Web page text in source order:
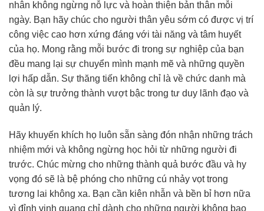
nhân không ngừng nỗ lực và hoàn thiện bản thân mỗi
ngày. Bạn hãy chúc cho người thân yêu sớm có được vị trí
công việc cao hơn xứng đáng với tài năng và tâm huyết
của họ. Mong rằng mỗi bước đi trong sự nghiệp của bạn
đều mang lại sự chuyển mình mạnh mẽ và những quyền
lợi hấp dẫn. Sự thăng tiến không chỉ là về chức danh mà
còn là sự trưởng thành vượt bậc trong tư duy lãnh đạo và
quản lý.
Hãy khuyến khích họ luôn sẵn sàng đón nhận những trách
nhiệm mới và không ngừng học hỏi từ những người đi
trước. Chúc mừng cho những thành quả bước đầu và hy
vọng đó sẽ là bệ phóng cho những cú nhảy vọt trong
tương lai không xa. Bạn cần kiên nhẫn và bền bỉ hơn nữa
vì đỉnh vinh quang chỉ dành cho những người không bao